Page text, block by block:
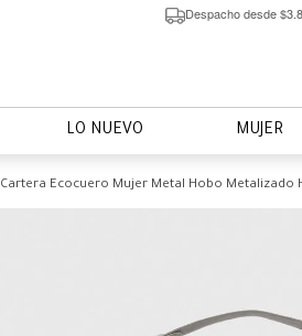
Despacho desde
LO NUEVO MUJER
Cartera Ecocuero Mujer Metal Hobo Metalizado